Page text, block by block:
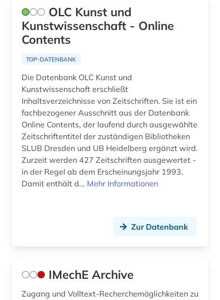
OLC Kunst und
Kunstwissenschaft - Online
Contents
TOP-DATENBANK
Die Datenbank OLC Kunst und
Kunstwissenschaft erschließt
Inhaltsverzeichnisse von Zeitschriften. Sie ist ein
fachbezogener Ausschnitt aus der Datenbank
Online Contents, der laufend durch ausgewählte
Zeitschriftentitel der zuständigen Bibliotheken
SLUB Dresden und UB Heidelberg ergänzt wird.
Zurzeit werden 427 Zeitschriften ausgewertet -
in der Regel ab dem Erscheinungsjahr 1993.
Damit enthält d... Mehr Informationen
Zur Datenbank
IMechE Archive
Zugang und Volltext-Recherchemöglichkeiten zu